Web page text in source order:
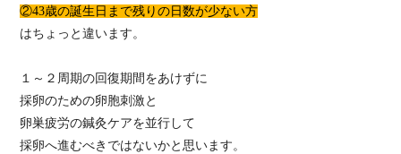
②43歳の誕生日まで残りの日数が少ない方
はちょっと違います。
１～２周期の回復期間をあけずに
採卵のための卵胞刺激と
卵巣疲労の鍼灸ケアを並行して
採卵へ進むべきではないかと思います。